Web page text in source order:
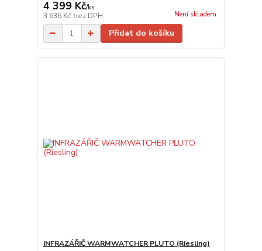
4 399 Kč/ks
3 636 Kč bez DPH Není skladem
Přidat do košíku
INFRAZÁŘIČ WARMWATCHER PLUTO (Riesling)